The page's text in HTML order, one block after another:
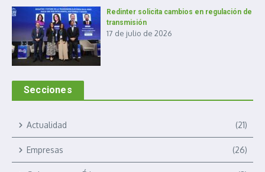
Redinter solicita cambios en regulación de
transmisión
17 de julio de 2026
Secciones
Actualidad (21)
Empresas (26)